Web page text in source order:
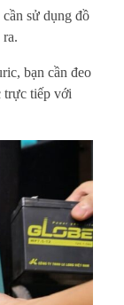
sử dụng đồ
bạn cần đeo
trực tiếp với